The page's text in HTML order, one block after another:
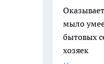
мыло
бытовых
хозяек